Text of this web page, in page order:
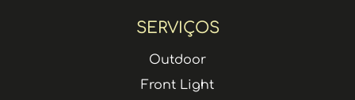
SERVIÇOS
Outdoor
Front Light